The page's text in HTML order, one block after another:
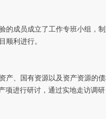
的成员成立了工作专班小组
顺利进行。
产、国有资源以及资产资源
进行研讨，通过实地走访调